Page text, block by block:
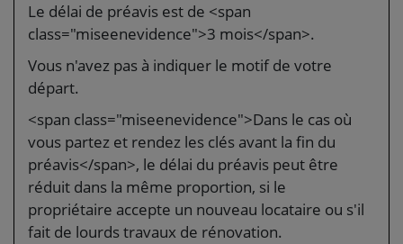
Le délai de préavis est de <span
class="miseenevidence">3 mois</span>.
Vous n'avez pas à indiquer le motif de votre
départ.
<span class="miseenevidence">Dans le cas où
vous partez et rendez les clés avant la fin du
préavis</span>, le délai du préavis peut être
réduit dans la même proportion, si le
propriétaire accepte un nouveau locataire ou s'il
fait de lourds travaux de rénovation.